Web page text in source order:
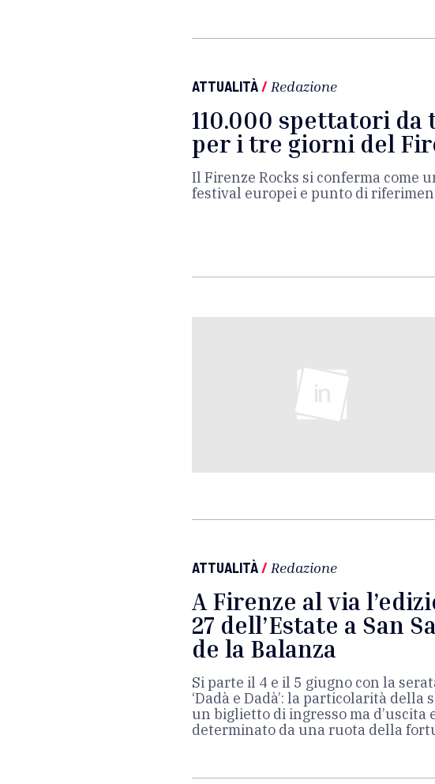
ATTUALITÀ/ Redazione
110.000 spettatori da
per i tre giorni del
Il Firenze Rocks si conferma come
festival europei e punto di
ATTUALITÀ/ Redazione
A Firenze al via
27 dell’Estate a San
de la Balanza
Si parte il 4 e il 5 giugno con la
‘Dadà e Dadà’: la particolarità della
un biglietto di ingresso ma d’uscita
determinato da una ruota della